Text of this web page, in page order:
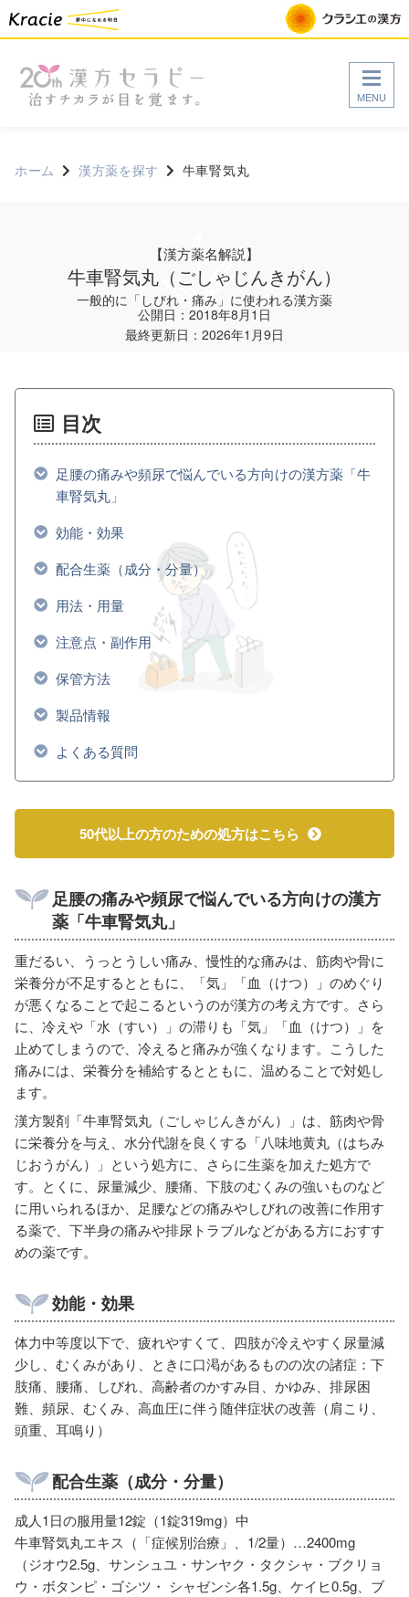
MENU
ホーム 漢方薬を探す 牛車腎気丸
一般的に「しびれ・痛み」に使われる漢方薬
【漢方薬名解説】
牛車腎気丸 （ごしゃじんきがん）
公開日：2018年8月1日
最終更新日：2026年1月9日
目次
足腰の痛みや頻尿で悩んでいる方向けの漢方薬「牛
車腎気丸」
効能・効果
配合生薬（成分・分量）
用法・用量
注意点・副作用
保管方法
製品情報
よくある質問
50代以上の方のための処方はこちら
足腰の痛みや頻尿で悩んでいる方向けの漢方
薬「牛車腎気丸」
重だるい、うっとうしい痛み、慢性的な痛みは、筋肉や骨に
栄養分が不足するとともに、「気」「血（けつ）」のめぐり
が悪くなることで起こるというのが漢方の考え方です。さら
に、冷えや「水（すい）」の滞りも「気」「血（けつ）」を
止めてしまうので、冷えると痛みが強くなります。こうした
痛みには、栄養分を補給するとともに、温めることで対処し
ます。
漢方製剤「牛車腎気丸（ごしゃじんきがん）」は、筋肉や骨
に栄養分を与え、水分代謝を良くする「八味地黄丸（はちみ
じおうがん）」という処方に、さらに生薬を加えた処方で
す。とくに、尿量減少、腰痛、下肢のむくみの強いものなど
に用いられるほか、足腰などの痛みやしびれの改善に作用す
る薬で、下半身の痛みや排尿トラブルなどがある方におすす
めの薬です。
効能・効果
体力中等度以下で、疲れやすくて、四肢が冷えやすく尿量減
少し、むくみがあり、ときに口渇があるものの次の諸症：下
肢痛、腰痛、しびれ、高齢者のかすみ目、かゆみ、排尿困
難、頻尿、むくみ、高血圧に伴う随伴症状の改善（肩こり、
頭重、耳鳴り）
配合生薬（成分・分量）
成人1日の服用量12錠（1錠319mg）中
牛車腎気丸エキス（「症候別治療」、1/2量）…2400mg
（ジオウ2.5g、サンシュユ・サンヤク・タクシャ・ブクリョ
ウ・ボタンピ・ゴシツ・ シャゼンシ各1.5g、ケイヒ0.5g、ブ